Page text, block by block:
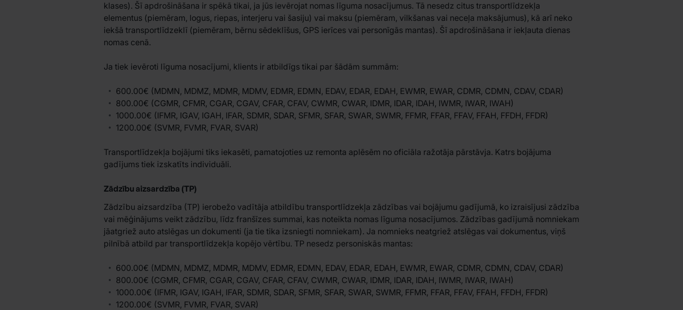
klases). Šī apdrošināšana ir spēkā tikai, ja jūs ievērojat nomas līguma nosacījumus. Tā nesedz citus transportlīdzekļa
elementus (piemēram, logus, riepas, interjeru vai šasiju) vai maksu (piemēram, vilkšanas vai neceļa maksājumus), kā arī neko
iekšā transportlīdzeklī (piemēram, bērnu sēdeklīšus, GPS ierīces vai personīgās mantas). Šī apdrošināšana ir iekļauta dienas
nomas cenā.
Ja tiek ievēroti līguma nosacījumi, klients ir atbildīgs tikai par šādām summām:
600.00€ (MDMN, MDMZ, MDMR, MDMV, EDMR, EDMN, EDAV, EDAR, EDAH, EWMR, EWAR, CDMR, CDMN, CDAV, CDAR)
800.00€ (CGMR, CFMR, CGAR, CGAV, CFAR, CFAV, CWMR, CWAR, IDMR, IDAR, IDAH, IWMR, IWAR, IWAH)
1000.00€ (IFMR, IGAV, IGAH, IFAR, SDMR, SDAR, SFMR, SFAR, SWAR, SWMR, FFMR, FFAR, FFAV, FFAH, FFDH, FFDR)
1200.00€ (SVMR, FVMR, FVAR, SVAR)
Transportlīdzekļa bojājumi tiks iekasēti, pamatojoties uz remonta aplēsēm no oficiāla ražotāja pārstāvja. Katrs bojājuma
gadījums tiek izskatīts individuāli.
Zādzību aizsardzība (TP)
Zādzību aizsardzība (TP) ierobežo vadītāja atbildību transportlīdzekļa zādzības vai bojājumu gadījumā, ko izraisījusi zādzība
vai mēģinājums veikt zādzību, līdz franšīzes summai, kas noteikta nomas līguma nosacījumos. Zādzības gadījumā nomniekam
jāatgriež auto atslēgas un dokumenti (ja tie tika izsniegti nomniekam). Ja nomnieks neatgriež atslēgas vai dokumentus, viņš
pilnībā atbild par transportlīdzekļa kopējo vērtību. TP nesedz personiskās mantas:
600.00€ (MDMN, MDMZ, MDMR, MDMV, EDMR, EDMN, EDAV, EDAR, EDAH, EWMR, EWAR, CDMR, CDMN, CDAV, CDAR)
800.00€ (CGMR, CFMR, CGAR, CGAV, CFAR, CFAV, CWMR, CWAR, IDMR, IDAR, IDAH, IWMR, IWAR, IWAH)
1000.00€ (IFMR, IGAV, IGAH, IFAR, SDMR, SDAR, SFMR, SFAR, SWAR, SWMR, FFMR, FFAR, FFAV, FFAH, FFDH, FFDR)
1200.00€ (SVMR, FVMR, FVAR, SVAR)